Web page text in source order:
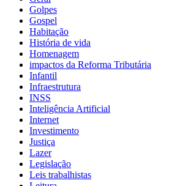
Golpes
Gospel
Habitação
História de vida
Homenagem
impactos da Reforma Tributária
Infantil
Infraestrutura
INSS
Inteligência Artificial
Internet
Investimento
Justiça
Lazer
Legislação
Leis trabalhistas